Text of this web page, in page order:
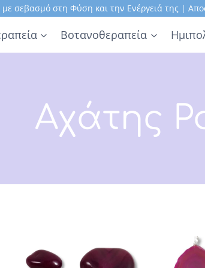
με σεβασμό στη Φύση και την Ενέργειά της |
Βοτανοθεραπεία
Αχάτης